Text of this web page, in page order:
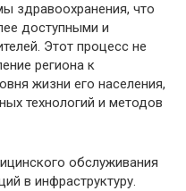
здравоохранения, что
доступными и
Этот процесс не
региона к
жизни его населения,
технологий и методов
обслуживания
в инфраструктуру.